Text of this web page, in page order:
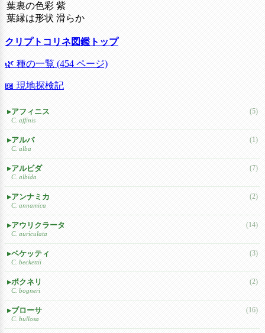
葉裏の色彩 紫
葉縁は形状 滑らか
クリプトコリネ図鑑トップ
🌿 種の一覧 (454 ページ)
📖 現地探検記
アフィニス
C. affinis
(5)
アルバ
C. alba
(1)
アルビダ
C. albida
(7)
アンナミカ
C. annamica
(2)
アウリクラータ
C. auriculata
(14)
ベケッティ
C. beckettii
(3)
ボクネリ
C. bogneri
(2)
ブローサ
C. bullosa
(16)